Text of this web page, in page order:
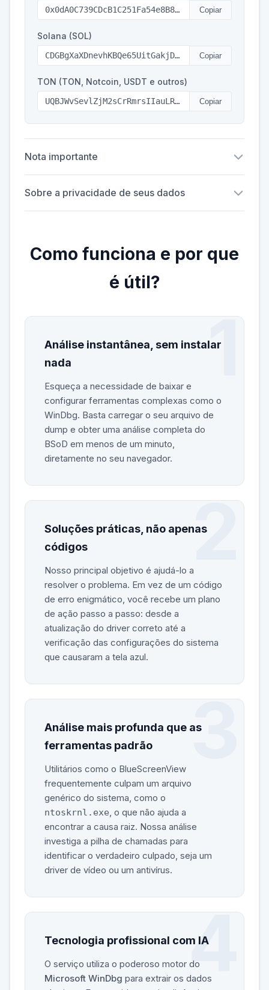
Copiar
Solana (SOL)
Copiar
TON (TON, Notcoin, USDT e outros)
Copiar
Nota importante
Sobre a privacidade de seus dados
Como funciona e por que
é útil?
Análise instantânea, sem instalar
nada
Esqueça a necessidade de baixar e
configurar ferramentas complexas como o
WinDbg. Basta carregar o seu arquivo de
dump e obter uma análise completa do
BSoD em menos de um minuto,
diretamente no seu navegador.
Soluções práticas, não apenas
códigos
Nosso principal objetivo é ajudá-lo a
resolver o problema. Em vez de um código
de erro enigmático, você recebe um plano
de ação passo a passo: desde a
atualização do driver correto até a
verificação das configurações do sistema
que causaram a tela azul.
Análise mais profunda que as
ferramentas padrão
Utilitários como o BlueScreenView
frequentemente culpam um arquivo
genérico do sistema, como o
ntoskrnl.exe, o que não ajuda a
encontrar a causa raiz. Nossa análise
investiga a pilha de chamadas para
identificar o verdadeiro culpado, seja um
driver de vídeo ou um antivírus.
Tecnologia profissional com IA
O serviço utiliza o poderoso motor do
Microsoft WinDbg para extrair os dados